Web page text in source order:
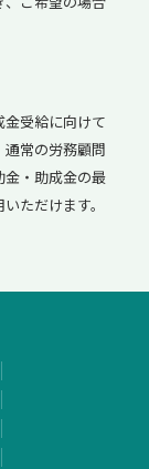
受給に向けて
常の労務顧問
金・助成金の最
ただけます。